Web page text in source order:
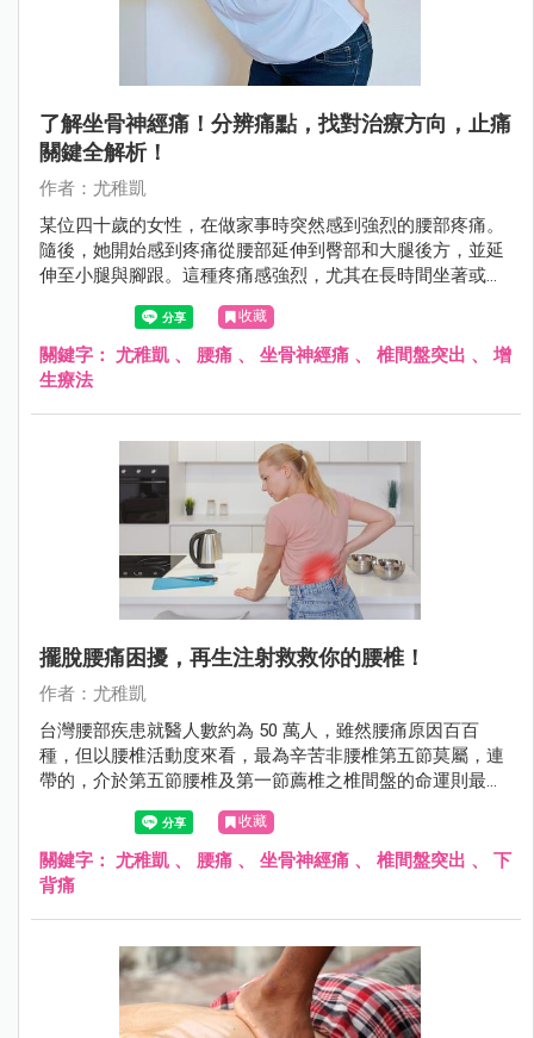
了解坐骨神經痛！分辨痛點，找對治療方向，止痛
關鍵全解析！
作者：尤稚凱
某位四十歲的女性，在做家事時突然感到強烈的腰部疼痛。
隨後，她開始感到疼痛從腰部延伸到臀部和大腿後方，並延
伸至小腿與腳跟。這種疼痛感強烈，尤其在長時間坐著或站
立後感到更為劇烈，在行走時也感到了難以忍受的刺痛感。
醫師為她進行了一系列的身體檢查，包括神經系統檢查和影
像掃描。檢查結果顯示，她患有腰椎間盤突出症，導致坐骨
神經受到壓迫。腰椎間盤的突出導致神經根受壓，進而引發
迫。治療後，患者症狀逐漸減輕，並恢復了正常的日常活
收藏
關鍵字： 尤稚凱 、 腰痛 、 坐骨神經痛 、 椎間盤突出 、 增
生療法
擺脫腰痛困擾，再生注射救救你的腰椎！
作者：尤稚凱
台灣腰部疾患就醫人數約為 50 萬人，雖然腰痛原因百百
種，但以腰椎活動度來看，最為辛苦非腰椎第五節莫屬，連
帶的，介於第五節腰椎及第一節薦椎之椎間盤的命運則最為
收藏
關鍵字： 尤稚凱 、 腰痛 、 坐骨神經痛 、 椎間盤突出 、 下
背痛